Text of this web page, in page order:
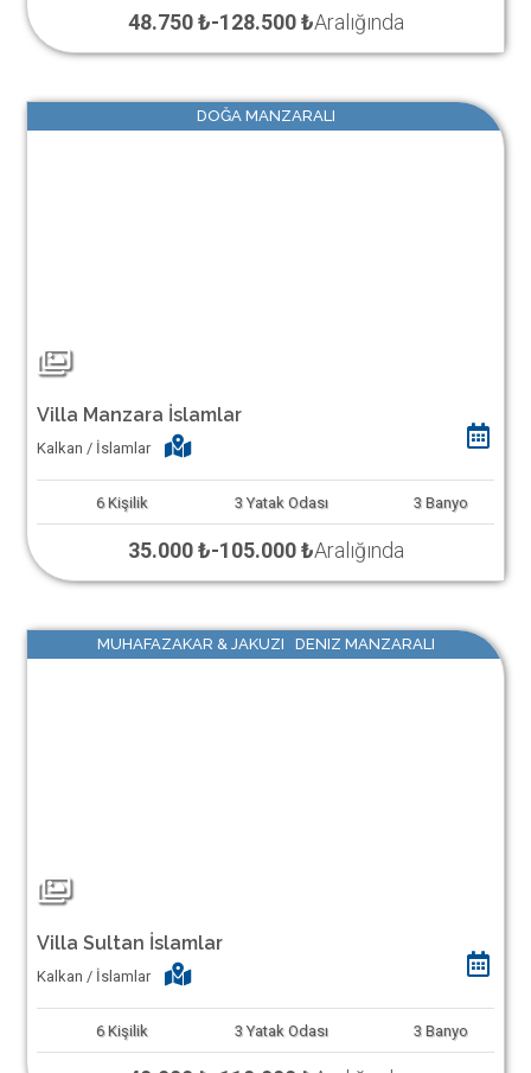
48.750 ₺-128.500 ₺Aralığında
DOĞA MANZARALI
Villa Manzara İslamlar
Kalkan / İslamlar
6 Kişilik 3 Yatak Odası 3 Banyo
35.000 ₺-105.000 ₺Aralığında
MUHAFAZAKAR & JAKUZI DENIZ MANZARALI
Villa Sultan İslamlar
Kalkan / İslamlar
6 Kişilik 3 Yatak Odası 3 Banyo